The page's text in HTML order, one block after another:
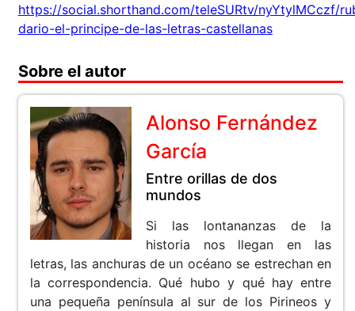
https://social.shorthand.com/teleSURtv/nyYtylMCczf/
dario-el-principe-de-las-letras-castellanas
Sobre el autor
Alonso Fernández
García
Entre orillas de dos
mundos
Si las lontananzas de la
historia nos llegan en las
letras, las anchuras de un océano se estrechan en
la correspondencia. Qué hubo y qué hay entre
una pequeña península al sur de los Pirineos y